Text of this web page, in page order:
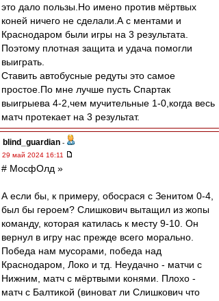
это дало пользы.Но имено против мёртвых
коней ничего не сделали.А с ментами и
Краснодаром были игры на 3 результата.
Поэтому плотная защита и удача помогли
выиграть.
Ставить автобусные редуты это самое
простое.По мне лучше пусть Спартак
выигрыева 4-2,чем мучительные 1-0,когда весь
матч протекает на 3 результат.
blind_guardian -
29 май 2024 16:11
# МосфОлд »
А если бы, к примеру, обосрася с Зенитом 0-4,
был бы героем? Слишкович вытащил из жопы
команду, которая катилась к месту 9-10. Он
вернул в игру нас прежде всего морально.
Победа нам мусорами, победа над
Краснодаром, Локо и тд. Неудачно - матчи с
Нижним, матч с мёртвыми конями. Плохо -
матч с Балтикой (виноват ли Слишкович что